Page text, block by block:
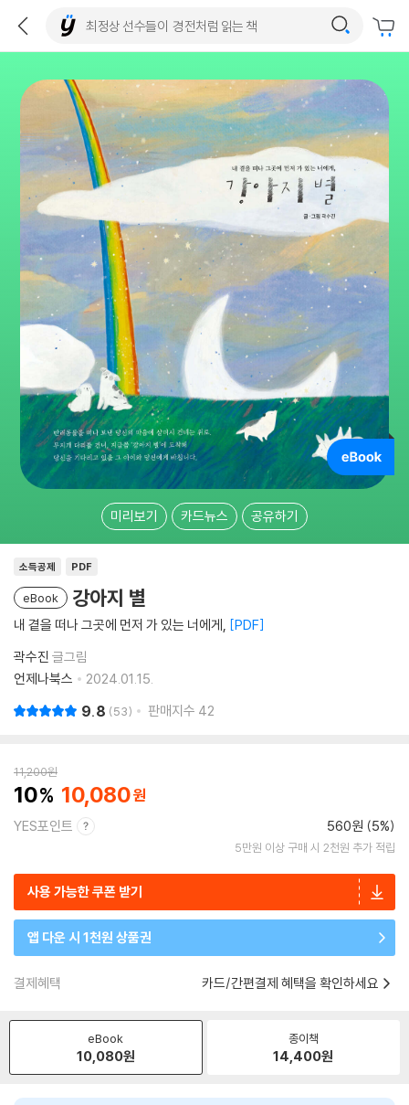
미리보기 카드뉴스 공유하기
소득공제 PDF
eBook 강아지 별
내 곁을 떠나 그곳에 먼저 가 있는 너에게, PDF
곽수진 글그림
언제나북스
2024.01.15.
9.8 53 판매지수 42
11,200원
10 10,080
YES포인트 560원 (5%)
5만원 이상 구매 시 2천원 추가 적립
사용 가능한 쿠폰 받기
앱 다운 시 1천원 상품권
결제혜택 카드/간편결제 혜택을 확인하세요
eBook
10,080원
종이책
14,400원